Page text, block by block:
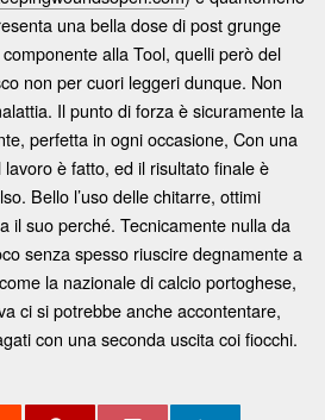
una bella dose di post grunge
alla Tool, quelli però del
non per cuori leggeri dunque. Non
Il punto di forza è sicuramente la
perfetta in ogni occasione, Con una
è fatto, ed il risultato finale è
Bello l’uso delle chitarre, ottimi
il suo perché. Tecnicamente nulla da
senza spesso riuscire degnamente a
la nazionale di calcio portoghese,
ci si potrebbe anche accontentare,
con una seconda uscita coi fiocchi.